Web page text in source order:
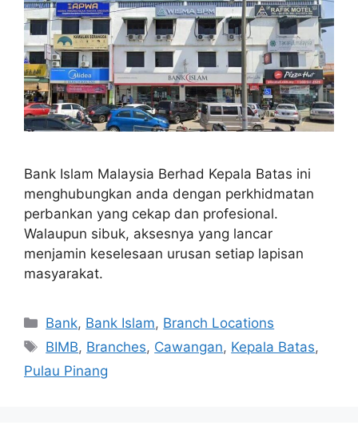
Bank Islam Malaysia Berhad Kepala Batas ini
menghubungkan anda dengan perkhidmatan
perbankan yang cekap dan profesional.
Walaupun sibuk, aksesnya yang lancar
menjamin keselesaan urusan setiap lapisan
masyarakat.
Categories
Bank, Bank Islam, Branch Locations
Tags
BIMB, Branches, Cawangan, Kepala Batas,
Pulau Pinang